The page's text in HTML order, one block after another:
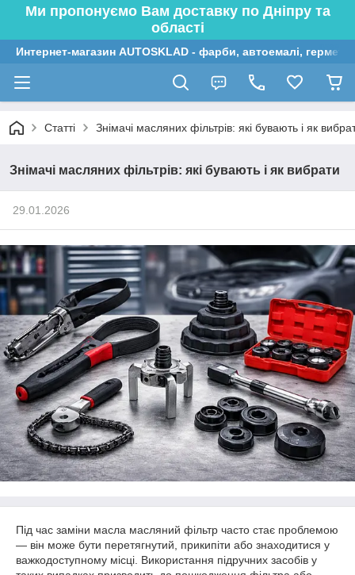
Ми пропонуємо Вам доставку по Дніпру та
області
Интернет-магазин AUTOSKLAD - фарби, автоемалі,
Статті Знімачі масляних фільтрів: які бувають і як
Знімачі масляних фільтрів: які бувають і як вибрати
29.01.2026
Під час заміни масла масляний фільтр часто стає проблемою
— він може бути перетягнутий, прикипіти або знаходитися у
важкодоступному місці. Використання підручних засобів у